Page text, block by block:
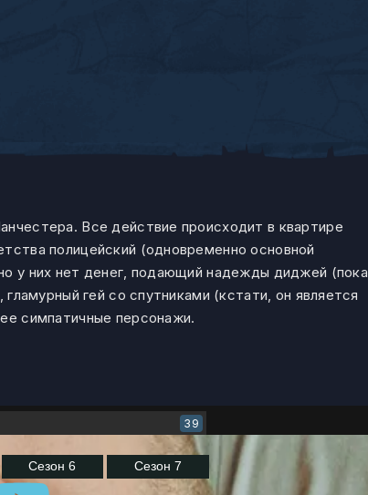
Все действие происходит в квартире
полицейский (одновременно основной
у них нет денег, подающий надежды диджей (пока
гей со спутниками (кстати, он является
симпатичные персонажи.
39